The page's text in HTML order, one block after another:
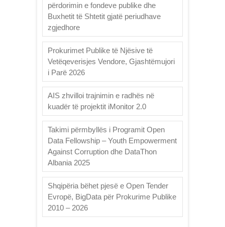
përdorimin e fondeve publike dhe
Buxhetit të Shtetit gjatë periudhave
zgjedhore
Prokurimet Publike të Njësive të
Vetëqeverisjes Vendore, Gjashtëmujori
i Parë 2026
AIS zhvilloi trajnimin e radhës në
kuadër të projektit iMonitor 2.0
Takimi përmbyllës i Programit Open
Data Fellowship – Youth Empowerment
Against Corruption dhe DataThon
Albania 2025
Shqipëria bëhet pjesë e Open Tender
Evropë, BigData për Prokurime Publike
2010 – 2026